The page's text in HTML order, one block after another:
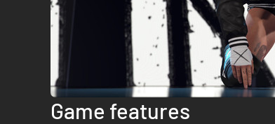
Game features